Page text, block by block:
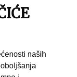
naših